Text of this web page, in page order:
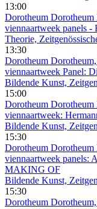
13:00
Dorotheum Dorotheum
viennaartweek panels -
Theorie,
13:30
Dorotheum
viennaartweek Panel:
Bildende Kunst,
15:00
Dorotheum Dorotheum
viennaartweek:
Bildende Kunst,
15:30
Dorotheum Dorotheum
viennaartweek
MAKING OF
Bildende Kunst,
15:30
Dorotheum